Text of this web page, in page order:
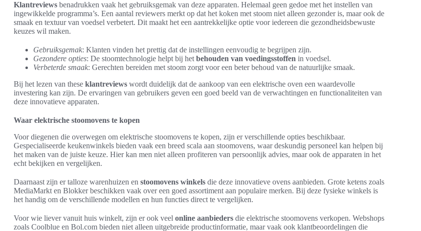
Klantreviews benadrukken vaak het gebruiksgemak van deze apparaten. Helemaal geen gedoe met het instellen van
ingewikkelde programma’s. Een aantal reviewers merkt op dat het koken met stoom niet alleen gezonder is, maar ook de
smaak en textuur van voedsel verbetert. Dit maakt het een aantrekkelijke optie voor iedereen die gezondheidsbewuste
keuzes wil maken.
Gebruiksgemak: Klanten vinden het prettig dat de instellingen eenvoudig te begrijpen zijn.
Gezondere opties: De stoomtechnologie helpt bij het behouden van voedingsstoffen in voedsel.
Verbeterde smaak: Gerechten bereiden met stoom zorgt voor een beter behoud van de natuurlijke smaak.
Bij het lezen van these klantreviews wordt duidelijk dat de aankoop van een elektrische oven een waardevolle
investering kan zijn. De ervaringen van gebruikers geven een goed beeld van de verwachtingen en functionaliteiten van
deze innovatieve apparaten.
Waar elektrische stoomovens te kopen
Voor diegenen die overwegen om elektrische stoomovens te kopen, zijn er verschillende opties beschikbaar.
Gespecialiseerde keukenwinkels bieden vaak een breed scala aan stoomovens, waar deskundig personeel kan helpen bij
het maken van de juiste keuze. Hier kan men niet alleen profiteren van persoonlijk advies, maar ook de apparaten in het
echt bekijken en vergelijken.
Daarnaast zijn er talloze warenhuizen en stoomovens winkels die deze innovatieve ovens aanbieden. Grote ketens zoals
MediaMarkt en Blokker beschikken vaak over een goed assortiment aan populaire merken. Bij deze fysieke winkels is
het handig om de verschillende modellen en hun functies direct te vergelijken.
Voor wie liever vanuit huis winkelt, zijn er ook veel online aanbieders die elektrische stoomovens verkopen. Webshops
zoals Coolblue en Bol.com bieden niet alleen uitgebreide productinformatie, maar vaak ook klantbeoordelingen die